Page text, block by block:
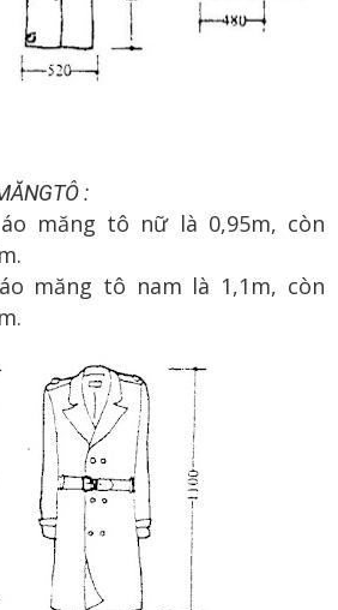
:
măng tô nữ là 0,95m, còn
măng tô nam là 1,1m, còn